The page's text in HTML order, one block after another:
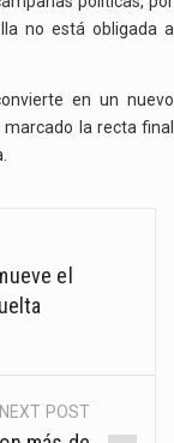
no está obligada a
en un nuevo
la recta final
el
NEXT POST